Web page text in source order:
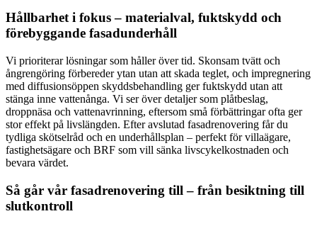
Hållbarhet i fokus – materialval, fuktskydd och
förebyggande fasadunderhåll
Vi prioriterar lösningar som håller över tid. Skonsam tvätt och
ångrengöring förbereder ytan utan att skada teglet, och impregnering
med diffusionsöppen skyddsbehandling ger fuktskydd utan att
stänga inne vattenånga. Vi ser över detaljer som plåtbeslag,
droppnäsa och vattenavrinning, eftersom små förbättringar ofta ger
stor effekt på livslängden. Efter avslutad fasadrenovering får du
tydliga skötselråd och en underhållsplan – perfekt för villaägare,
fastighetsägare och BRF som vill sänka livscykelkostnaden och
bevara värdet.
Så går vår fasadrenovering till – från besiktning till
slutkontroll